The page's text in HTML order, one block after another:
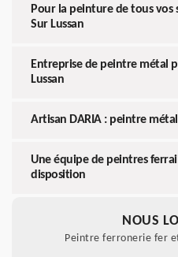
Pour la peinture de tous vos
Sur Lussan
Entreprise de peintre métal
Lussan
Artisan DARIA : peintre
Une équipe de peintres
disposition
NOUS
Peintre ferronerie fer